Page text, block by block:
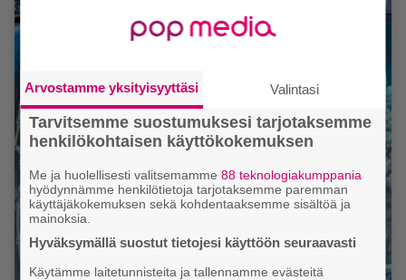
Lordi. Kuva: Jussi Niemelä
Arvostamme yksityisyyttäsi Valintasi
Tarvitsemme suostumuksesi tarjotaksemme
henkilökohtaisen käyttökokemuksen
Me ja huolellisesti valitsemamme88 teknologiakumppania
hyödynnämme henkilötietoja tarjotaksemme paremman
käyttäjäkokemuksen sekä kohdentaaksemme sisältöä ja
mainoksia.
Hyväksymällä suostut tietojesi käyttöön seuraavasti
Käytämme laitetunnisteita ja tallennamme evästeitä